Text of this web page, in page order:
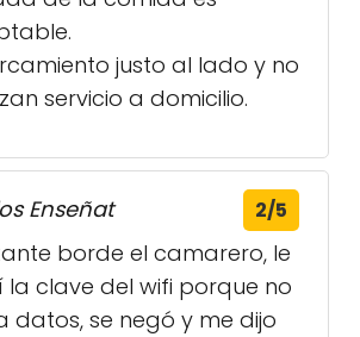
justo al lado y no
servicio a domicilio.
Enseñat 2/5
borde el camarero, le
la clave del wifi porque no
datos, se negó y me dijo